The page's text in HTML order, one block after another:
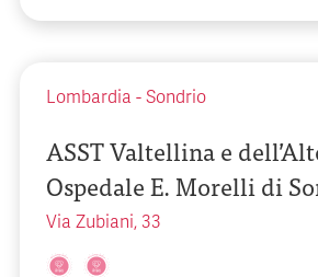
Lombardia - Sondrio
ASST Valtellina e
Ospedale E. Morelli di
Via Zubiani, 33